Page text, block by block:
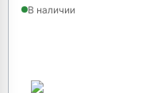
В наличии